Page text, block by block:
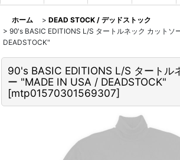
ホーム > DEAD STOCK / デッドストック
> 90's BASIC EDITIONS L/S タートルネック カットソ
DEADSTOCK"
90's BASIC EDITIONS L/S タートル
ー "MADE IN USA / DEADSTOCK"
[mtp01570301569307]